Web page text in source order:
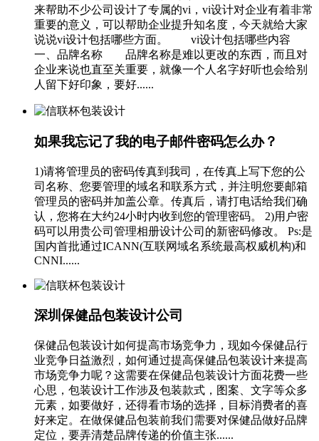
来帮助不少公司设计了专属的vi，vi设计对企业有着非常
重要的意义，可以帮助企业提升知名度，今天就给大家
说说vi设计包括哪些方面。 vi设计包括哪些内容
一、品牌名称 品牌名称是难以更改的东西，而且对
企业来说也直至关重要，就像一个人名字好听也会给别
人留下好印象，要好......
如果我忘记了我的电子邮件密码怎么办？
1)请将管理员的密码传真到我司，在传真上写下您的公
司名称、您要管理的域名和联系方式，并注明您要邮箱
管理员的密码并加盖公章。传真后，请打电话给我们确
认，您将在大约24小时内收到您的管理密码。 2)用户密
码可以用贵公司管理相册设计公司的新密码修改。 Ps:是
国内首批通过ICANN(互联网域名系统最高权威机构)和
CNNI......
深圳保健品包装设计公司
保健品包装设计如何提高市场竞争力，现如今保健品行
业竞争日益激烈，如何通过提高保健品包装设计来提高
市场竞争力呢？这需要在保健品包装设计方面花费一些
心思，包装设计工作涉及包装款式，图案、文字等众多
元素，如要做好，还得看市场的选择，目标消费者的喜
好来定。在做保健品包装前我们需要对保健品做好品牌
定位，要弄清楚品牌传递的价值主张......